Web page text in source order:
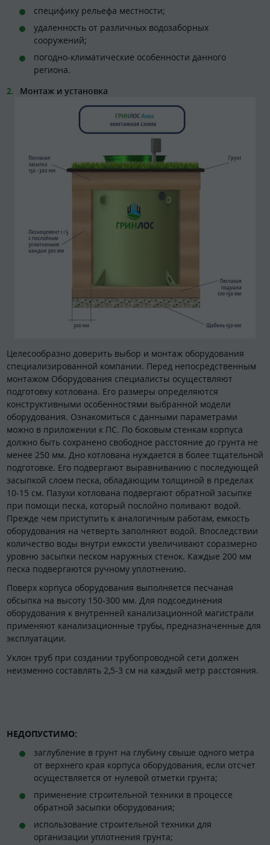
специфику рельефа местности;
удаленность от различных водозаборных
сооружений;
погодно-климатические особенности данного
региона.
Монтаж и установка
Целесообразно доверить выбор и монтаж оборудования
специализированной компании. Перед непосредственным
монтажом Оборудования специалисты осуществляют
подготовку котлована. Его размеры определяются
конструктивными особенностями выбранной модели
оборудования. Ознакомиться с данными параметрами
можно в приложении к ПС. По боковым стенкам корпуса
должно быть сохранено свободное расстояние до грунта не
менее 250 мм. Дно котлована нуждается в более тщательной
подготовке. Его подвергают выравниванию с последующей
засыпкой слоем песка, обладающим толщиной в пределах
10-15 см. Пазухи котлована подвергают обратной засыпке
при помощи песка, который послойно поливают водой.
Прежде чем приступить к аналогичным работам, емкость
оборудования на четверть заполняют водой. Впоследствии
количество воды внутри емкости увеличивают соразмерно
уровню засыпки песком наружных стенок. Каждые 200 мм
песка подвергаются ручному уплотнению.
Поверх корпуса оборудования выполняется песчаная
обсыпка на высоту 150-300 мм. Для подсоединения
оборудования к внутренней канализационной магистрали
применяют канализационные трубы, предназначенные для
эксплуатации.
Уклон труб при создании трубопроводной сети должен
неизменно составлять 2,5-3 см на каждый метр расстояния.
НЕДОПУСТИМО:
заглубление в грунт на глубину свыше одного метра
от верхнего края корпуса оборудования, если отсчет
осуществляется от нулевой отметки грунта;
применение строительной техники в процессе
обратной засыпки оборудования;
использование строительной техники для
организации уплотнения грунта;